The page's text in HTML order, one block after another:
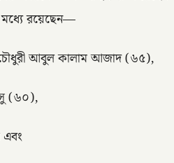
রয়েছেন—
চৌধুরী আবুল কালাম আজাদ (৬৫),
(৬০),
এবং